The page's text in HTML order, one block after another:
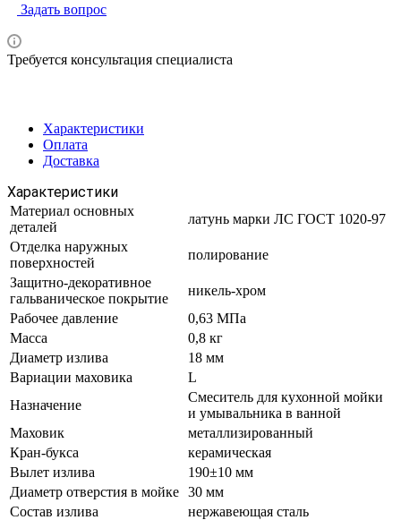
Задать вопрос
Требуется консультация специалиста
Характеристики
Оплата
Доставка
Характеристики
Материал основных
деталей
латунь марки ЛС ГОСТ 1020-97
Отделка наружных
поверхностей
полирование
Защитно-декоративное
гальваническое покрытие
никель-хром
Рабочее давление
0,63 МПа
Масса
0,8 кг
Диаметр излива
18 мм
Вариации маховика
L
Назначение
Смеситель для кухонной мойки
и умывальника в ванной
Маховик
металлизированный
Кран-букса
керамическая
Вылет излива
190±10 мм
Диаметр отверстия в мойке 30 мм
Состав излива
нержавеющая сталь